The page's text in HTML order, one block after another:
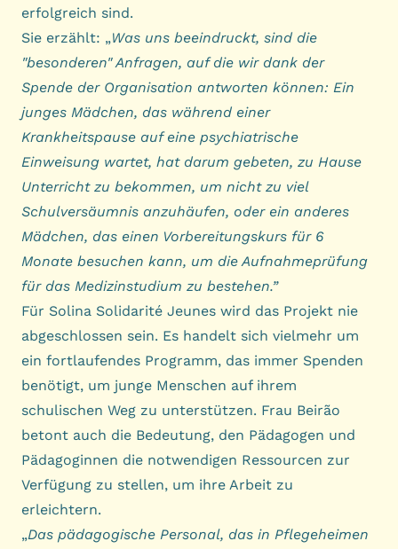
erfolgreich sind.
Sie erzählt: „Was uns beeindruckt, sind die
"besonderen" Anfragen, auf die wir dank der
Spende der Organisation antworten können: Ein
junges Mädchen, das während einer
Krankheitspause auf eine psychiatrische
Einweisung wartet, hat darum gebeten, zu Hause
Unterricht zu bekommen, um nicht zu viel
Schulversäumnis anzuhäufen, oder ein anderes
Mädchen, das einen Vorbereitungskurs für 6
Monate besuchen kann, um die Aufnahmeprüfung
für das Medizinstudium zu bestehen.”
Für Solina Solidarité Jeunes wird das Projekt nie
abgeschlossen sein. Es handelt sich vielmehr um
ein fortlaufendes Programm, das immer Spenden
benötigt, um junge Menschen auf ihrem
schulischen Weg zu unterstützen. Frau Beirão
betont auch die Bedeutung, den Pädagogen und
Pädagoginnen die notwendigen Ressourcen zur
Verfügung zu stellen, um ihre Arbeit zu
erleichtern.
„Das pädagogische Personal, das in Pflegeheimen